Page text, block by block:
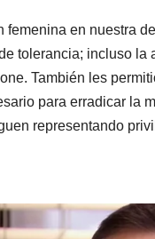
femenina en nuestra
tolerancia; incluso
También les
para erradicar la
representando